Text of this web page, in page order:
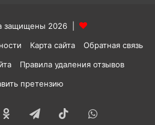
защищены 2026 |
Карта сайта
Обратная связь
Правила удаления отзывов
претензию
Одноклассники
TelegramTikTokWhatsApp